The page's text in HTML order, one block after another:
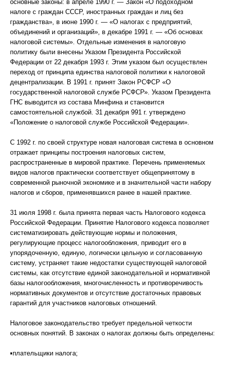
основные законы: в апреле 1990 г. — Закон «О подоходном
налоге с граждан СССР, иностранных граждан и лиц без
гражданства», в июне 1990 г. — «О налогах с предприятий,
объединений и организаций», в декабре 1991 г. — «Об основах
налоговой системы». Отдельные изменения в налоговую
политику были внесены Указом Президента Российской
Федерации от 22 декабря 1993 г. Этим указом был осуществлен
переход от принципа единства налоговой политики к налоговой
децентрализации. В 1991 г. принят Закон РСФСР «О
государственной налоговой службе РСФСР». Указом Президента
ГНС выводится из состава Минфина и становится
самостоятельной службой. 31 декабря 991 г. утверждено
«Положение о налоговой службе Российской Федерации».
С 1992 г. по своей структуре новая налоговая система в основном
отражает принципы построения налоговых систем,
распространенные в мировой практике. Перечень применяемых
видов налогов практически соответствует общепринятому в
современной рыночной экономике и в значительной части набору
налогов и сборов, применявшихся ранее в нашей практике.
31 июля 1998 г. была принята первая часть Налогового кодекса
Российской Федерации. Принятие Налогового кодекса позволяет
систематизировать действующие нормы и положения,
регулирующие процесс налогообложения, приводит его в
упорядоченную, единую, логически цельную и согласованную
систему, устраняет такие недостатки существующей налоговой
системы, как отсутствие единой законодательной и нормативной
базы налогообложения, многочисленность и противоречивость
нормативных документов и отсутствие достаточных правовых
гарантий для участников налоговых отношений.
Налоговое законодательство требует предельной четкости
основных понятий. В законах о налогах должны быть определены:
▪плательщики налога;